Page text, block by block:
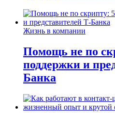
Жизнь в компании
Помощь не по
поддержки и
Банка